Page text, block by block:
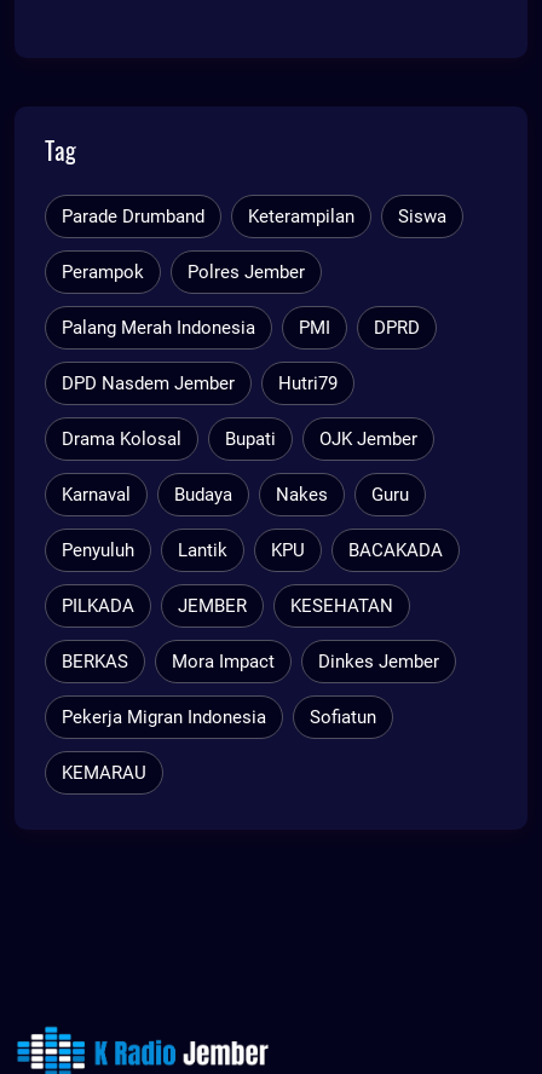
Tag
Parade Drumband Keterampilan Siswa
Perampok Polres Jember
Palang Merah Indonesia PMI DPRD
DPD Nasdem Jember Hutri79
Drama Kolosal Bupati OJK Jember
Karnaval Budaya Nakes Guru
Penyuluh Lantik KPU BACAKADA
PILKADA JEMBER KESEHATAN
BERKAS Mora Impact Dinkes Jember
Pekerja Migran Indonesia Sofiatun
KEMARAU